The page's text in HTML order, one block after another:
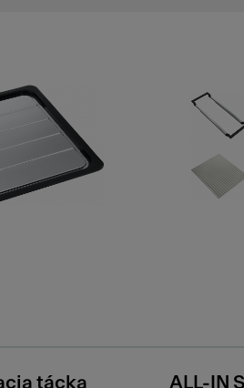
tácka
ALL-IN